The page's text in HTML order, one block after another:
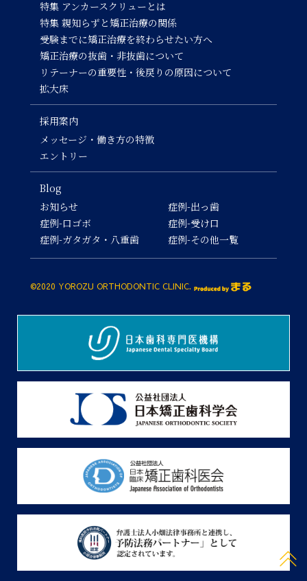
特集 アンカースクリューとは
特集 親知らずと矯正治療の関係
受験までに矯正治療を終わらせたい方へ
矯正治療の抜歯・非抜歯について
リテーナーの重要性・後戻りの原因について
拡大床
採用案内
メッセージ・働き方の特徴
エントリー
Blog
お知らせ
症例-口ゴボ
症例-ガタガタ・八重歯
症例-出っ歯
症例-受け口
症例-その他一覧
©2020 YOROZU ORTHODONTIC CLINIC.